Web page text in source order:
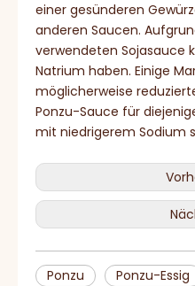
einer gesünderen
anderen Saucen.
verwendeten Sojasauce
Natrium haben. Einige
möglicherweise
Ponzu-Sauce für
mit niedrigerem Sodium
Ponzu Ponzu-Essig